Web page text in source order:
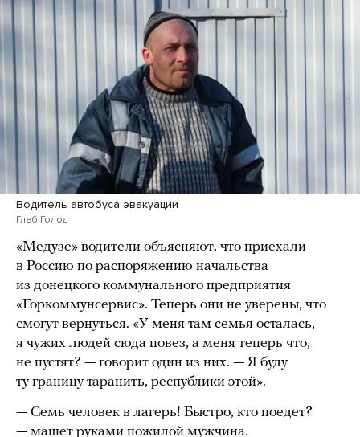
Водитель автобуса эвакуации
Глеб Голод
«Медузе» водители объясняют, что приехали
в Россию по распоряжению начальства
из донецкого коммунального предприятия
«Горкоммунсервис». Теперь они не уверены, что
смогут вернуться. «У меня там семья осталась,
я чужих людей сюда повез, а меня теперь что,
не пустят? — говорит один из них. — Я буду
ту границу таранить, республики этой».
— Семь человек в лагерь! Быстро, кто поедет?
— машет руками пожилой мужчина.